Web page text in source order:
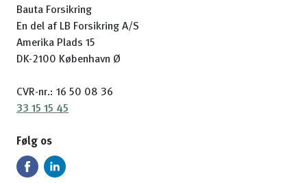
Bauta Forsikring
En del af LB Forsikring A/S
Amerika Plads 15
DK-2100 København Ø
CVR-nr.: 16 50 08 36
33 15 15 45
Følg os